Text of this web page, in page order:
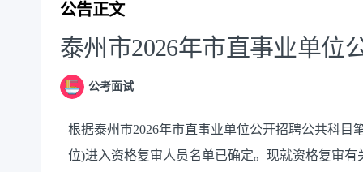
公告正文
泰州市2026年市直事业单位
公考面试
根据泰州市2026年市直事业单位公开招聘公共科
位)进入资格复审人员名单已确定。现就资格复审有